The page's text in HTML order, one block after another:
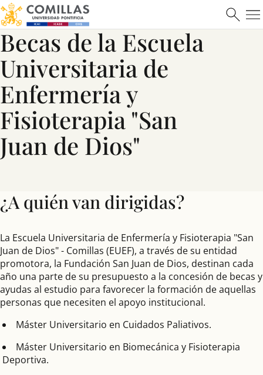
Becas de la Escuela
Universitaria de
Enfermería y
Fisioterapia "San
Juan de Dios"
¿A quién van dirigidas?
La Escuela Universitaria de Enfermería y Fisioterapia "San
Juan de Dios" - Comillas (EUEF), a través de su entidad
promotora, la Fundación San Juan de Dios, destinan cada
año una parte de su presupuesto a la concesión de becas y
ayudas al estudio para favorecer la formación de aquellas
personas que necesiten el apoyo institucional.
Máster Universitario en Cuidados Paliativos.
Máster Universitario en Biomecánica y Fisioterapia
Deportiva.